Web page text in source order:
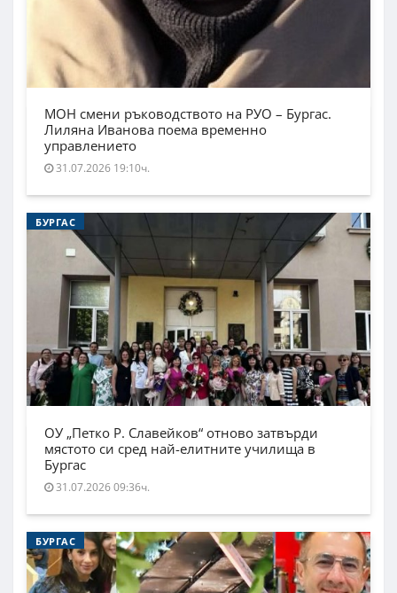
МОН смени ръководството на РУО – Бургас.
Лиляна Иванова поема временно
управлението
31.07.2026 19:10ч.
БУРГАС
ОУ „Петко Р. Славейков“ отново затвърди
мястото си сред най-елитните училища в
Бургас
31.07.2026 09:36ч.
БУРГАС